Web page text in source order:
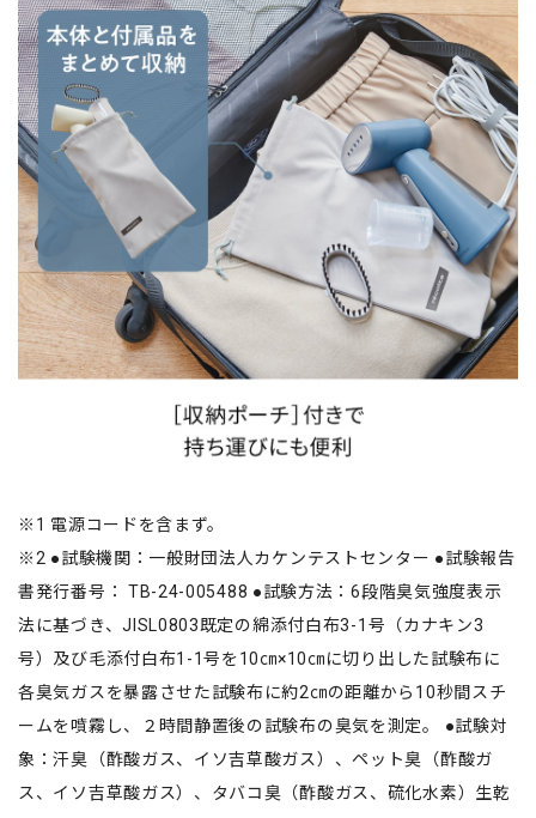
※1 電源コードを含まず。
※2 ●試験機関：一般財団法人カケンテストセンター ●試験報告
書発行番号： TB-24-005488 ●試験方法：6段階臭気強度表示
法に基づき、JISL0803既定の綿添付白布3-1号（カナキン3
号）及び毛添付白布1-1号を10㎝×10㎝に切り出した試験布に
各臭気ガスを暴露させた試験布に約2㎝の距離から10秒間スチ
ームを噴霧し、２時間静置後の試験布の臭気を測定。 ●試験対
象：汗臭（酢酸ガス、イソ吉草酸ガス）、ペット臭（酢酸ガ
ス、イソ吉草酸ガス）、タバコ臭（酢酸ガス、硫化水素）生乾